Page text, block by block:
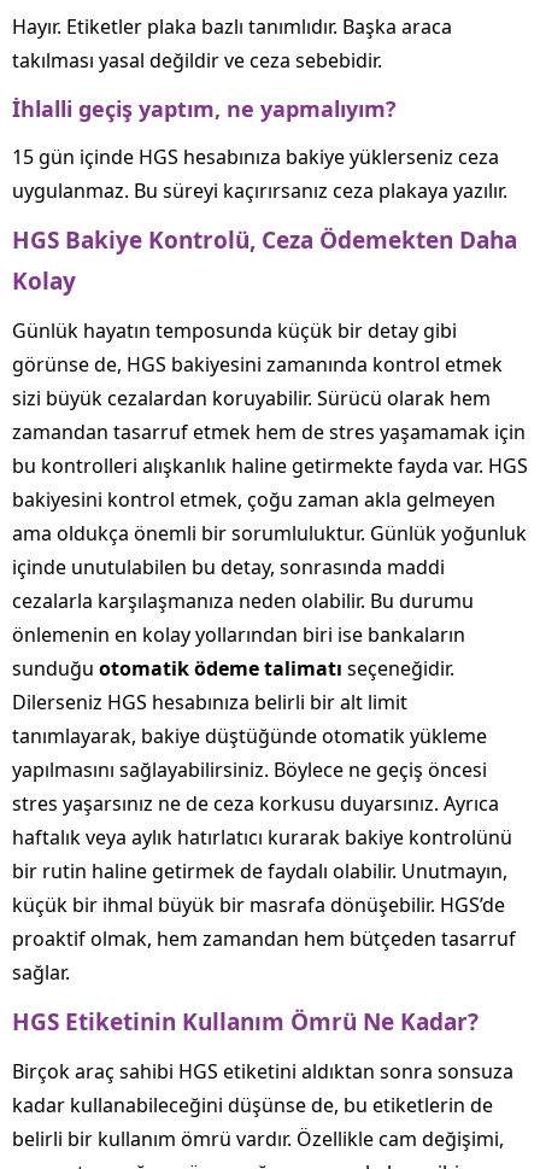
Hayır. Etiketler plaka bazlı tanımlıdır. Başka araca
takılması yasal değildir ve ceza sebebidir.
İhlalli geçiş yaptım, ne yapmalıyım?
15 gün içinde HGS hesabınıza bakiye yüklerseniz ceza
uygulanmaz. Bu süreyi kaçırırsanız ceza plakaya yazılır.
HGS Bakiye Kontrolü, Ceza Ödemekten Daha
Kolay
Günlük hayatın temposunda küçük bir detay gibi
görünse de, HGS bakiyesini zamanında kontrol etmek
sizi büyük cezalardan koruyabilir. Sürücü olarak hem
zamandan tasarruf etmek hem de stres yaşamamak için
bu kontrolleri alışkanlık haline getirmekte fayda var. HGS
bakiyesini kontrol etmek, çoğu zaman akla gelmeyen
ama oldukça önemli bir sorumluluktur. Günlük yoğunluk
içinde unutulabilen bu detay, sonrasında maddi
cezalarla karşılaşmanıza neden olabilir. Bu durumu
önlemenin en kolay yollarından biri ise bankaların
sunduğu otomatik ödeme talimatı seçeneğidir.
Dilerseniz HGS hesabınıza belirli bir alt limit
tanımlayarak, bakiye düştüğünde otomatik yükleme
yapılmasını sağlayabilirsiniz. Böylece ne geçiş öncesi
stres yaşarsınız ne de ceza korkusu duyarsınız. Ayrıca
haftalık veya aylık hatırlatıcı kurarak bakiye kontrolünü
bir rutin haline getirmek de faydalı olabilir. Unutmayın,
küçük bir ihmal büyük bir masrafa dönüşebilir. HGS’de
proaktif olmak, hem zamandan hem bütçeden tasarruf
sağlar.
HGS Etiketinin Kullanım Ömrü Ne Kadar?
Birçok araç sahibi HGS etiketini aldıktan sonra sonsuza
kadar kullanabileceğini düşünse de, bu etiketlerin de
belirli bir kullanım ömrü vardır. Özellikle cam değişimi,